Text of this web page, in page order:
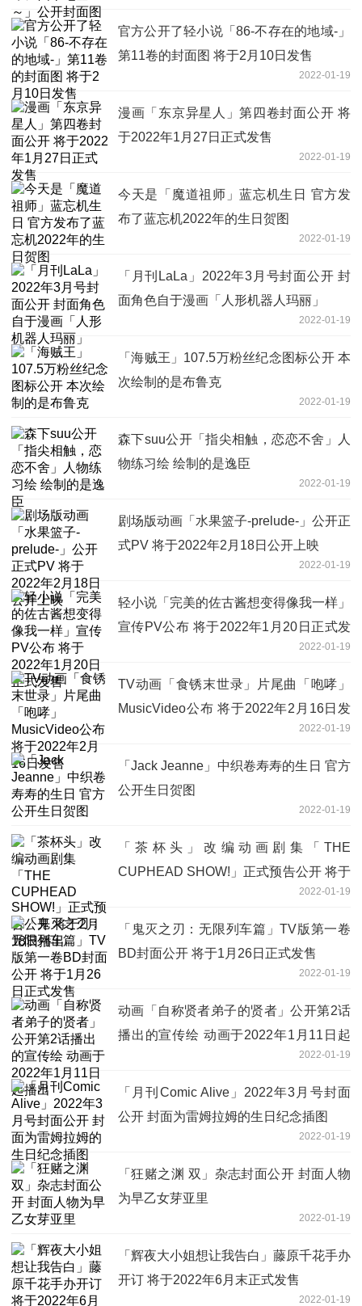
官方公开了轻小说「86-不存在的地域-」
第11卷的封面图 将于2月10日发售
2022-01-19
漫画「东京异星人」第四卷封面公开 将
于2022年1月27日正式发售
2022-01-19
今天是「魔道祖师」蓝忘机生日 官方发
布了蓝忘机2022年的生日贺图
2022-01-19
「月刊LaLa」2022年3月号封面公开 封
面角色自于漫画「人形机器人玛丽」
2022-01-19
「海贼王」107.5万粉丝纪念图标公开 本
次绘制的是布鲁克
2022-01-19
森下suu公开「指尖相触，恋恋不舍」人
物练习绘 绘制的是逸臣
2022-01-19
剧场版动画「水果篮子-prelude-」公开正
式PV 将于2022年2月18日公开上映
2022-01-19
轻小说「完美的佐古酱想变得像我一样」
宣传PV公布 将于2022年1月20日正式发
2022-01-19
TV动画「食锈末世录」片尾曲「咆哮」
MusicVideo公布 将于2022年2月16日发
2022-01-19
「Jack Jeanne」中织卷寿寿的生日 官方
公开生日贺图
2022-01-19
「茶杯头」改编动画剧集「THE
CUPHEAD SHOW!」正式预告公开 将于
2022-01-19
「鬼灭之刃：无限列车篇」TV版第一卷
BD封面公开 将于1月26日正式发售
2022-01-19
动画「自称贤者弟子的贤者」公开第2话
播出的宣传绘 动画于2022年1月11日起
2022-01-19
「月刊Comic Alive」2022年3月号封面
公开 封面为雷姆拉姆的生日纪念插图
2022-01-19
「狂赌之渊 双」杂志封面公开 封面人物
为早乙女芽亚里
2022-01-19
「辉夜大小姐想让我告白」藤原千花手办
开订 将于2022年6月末正式发售
2022-01-19